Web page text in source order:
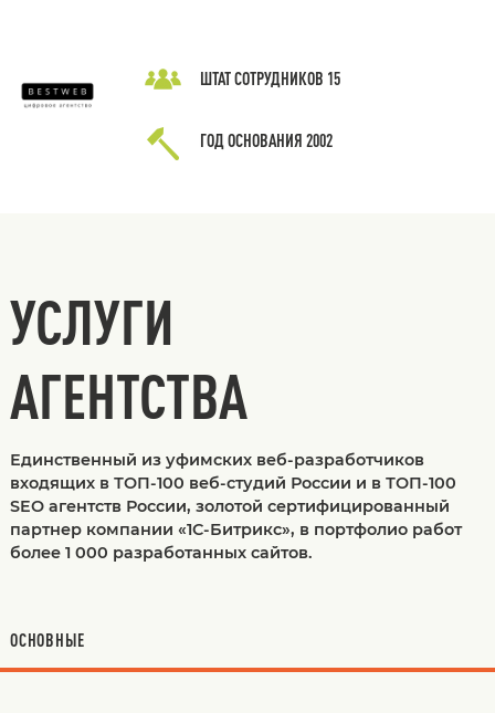
ШТАТ СОТРУДНИКОВ 15
ГОД ОСНОВАНИЯ 2002
УСЛУГИ
АГЕНТСТВА
Единственный из уфимских веб-разработчиков
входящих в ТОП-100 веб-студий России и в ТОП-100
SEO агентств России, золотой сертифицированный
партнер компании «1С-Битрикс», в портфолио работ
более 1 000 разработанных сайтов.
ОСНОВНЫЕ